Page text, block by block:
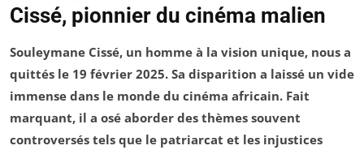
Cissé, pionnier du cinéma malien
Souleymane Cissé, un homme à la vision unique, nous a
quittés le 19 février 2025. Sa disparition a laissé un vide
immense dans le monde du cinéma africain. Fait
marquant, il a osé aborder des thèmes souvent
controversés tels que le patriarcat et les injustices